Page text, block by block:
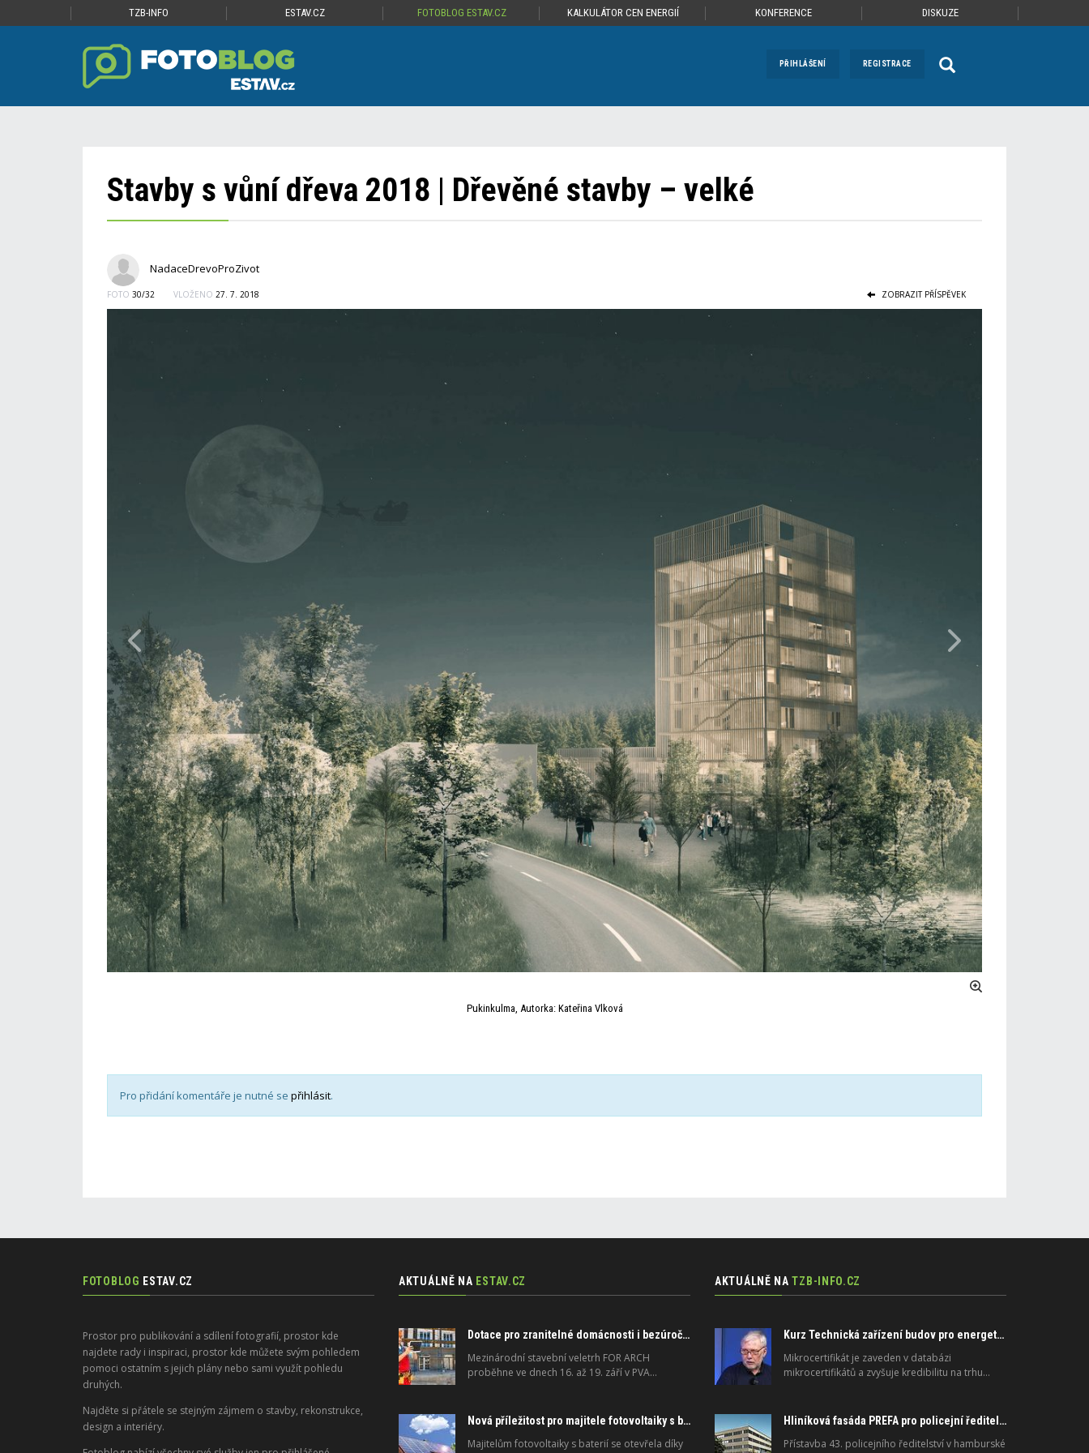
TZB-INFO ESTAV.CZ FOTOBLOG ESTAV.CZ KALKULÁTOR CEN ENERGIÍ KONFERENCE DISKUZE
PŘIHLÁŠENÍ REGISTRACE
Stavby s vůní dřeva 2018 | Dřevěné stavby – velké
NadaceDrevoProZivot
FOTO 30/32 VLOŽENO 27. 7. 2018 ZOBRAZIT PŘÍSPĚVEK
Pukinkulma, Autorka: Kateřina Vlková
Pro přidání komentáře je nutné se přihlásit.
FOTOBLOG ESTAV.CZ
Prostor pro publikování a sdílení fotografií, prostor kde
najdete rady i inspiraci, prostor kde můžete svým pohledem
pomoci ostatním s jejich plány nebo sami využít pohledu
druhých.
Najděte si přátele se stejným zájmem o stavby, rekonstrukce,
design a interiéry.
AKTUÁLNĚ NA ESTAV.CZ
Dotace pro zranitelné domácnosti i bezúročný úvěr, poradenství na veletrhu FOR ARCH
Mezinárodní stavební veletrh FOR ARCH
proběhne ve dnech 16. až 19. září v PVA…
Nová příležitost pro majitele fotovoltaiky s baterií: Stabilizujte elektrickou síť
Majitelům fotovoltaiky s baterií se otevřela díky
AKTUÁLNĚ NA TZB-INFO.CZ
Kurz Technická zařízení budov pro energeticky efektivní a zdravé budovy na FSv ČVUT
Mikrocertifikát je zaveden v databázi
mikrocertifikátů a zvyšuje kredibilitu na trhu…
Hliníková fasáda PREFA pro policejní ředitelství v Hamburku: technické řešení s dlouhou životností
Přístavba 43. policejního ředitelství v hamburské